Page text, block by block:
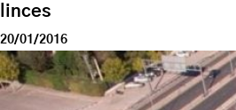
linces
20/01/2016